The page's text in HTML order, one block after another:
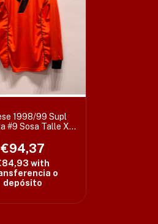
1998/99 Supl
#9 Sosa Talle XL
€94,37
with
o
depósito